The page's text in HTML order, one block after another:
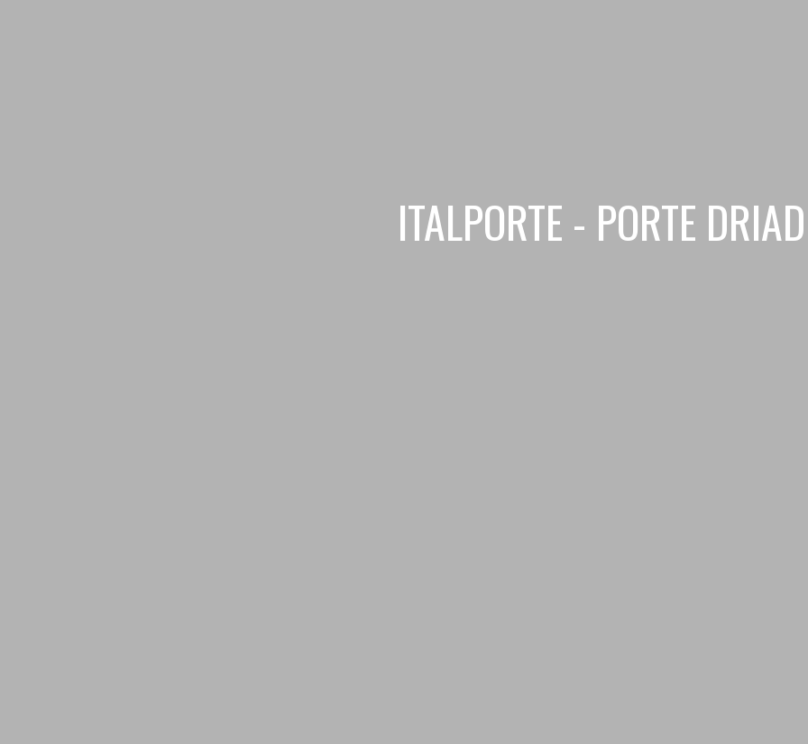
ITALPORTE - PORTE